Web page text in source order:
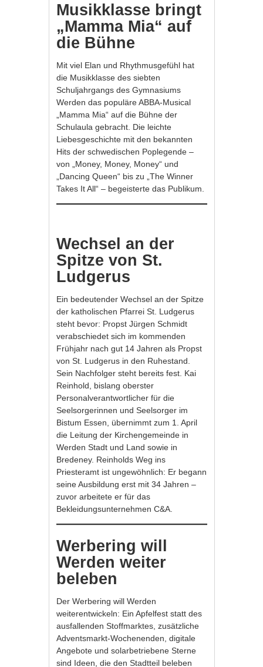
Musikklasse bringt
„Mamma Mia“ auf
die Bühne
Mit viel Elan und Rhythmusgefühl hat
die Musikklasse des siebten
Schuljahrgangs des Gymnasiums
Werden das populäre ABBA-Musical
„Mamma Mia“ auf die Bühne der
Schulaula gebracht. Die leichte
Liebesgeschichte mit den bekannten
Hits der schwedischen Poplegende –
von „Money, Money, Money“ und
„Dancing Queen“ bis zu „The Winner
Takes It All“ – begeisterte das Publikum.
Wechsel an der
Spitze von St.
Ludgerus
Ein bedeutender Wechsel an der Spitze
der katholischen Pfarrei St. Ludgerus
steht bevor: Propst Jürgen Schmidt
verabschiedet sich im kommenden
Frühjahr nach gut 14 Jahren als Propst
von St. Ludgerus in den Ruhestand.
Sein Nachfolger steht bereits fest. Kai
Reinhold, bislang oberster
Personalverantwortlicher für die
Seelsorgerinnen und Seelsorger im
Bistum Essen, übernimmt zum 1. April
die Leitung der Kirchengemeinde in
Werden Stadt und Land sowie in
Bredeney. Reinholds Weg ins
Priesteramt ist ungewöhnlich: Er begann
seine Ausbildung erst mit 34 Jahren –
zuvor arbeitete er für das
Bekleidungsunternehmen C&A.
Werbering will
Werden weiter
beleben
Der Werbering will Werden
weiterentwickeln: Ein Apfelfest statt des
ausfallenden Stoffmarktes, zusätzliche
Adventsmarkt-Wochenenden, digitale
Angebote und solarbetriebene Sterne
sind Ideen, die den Stadtteil beleben